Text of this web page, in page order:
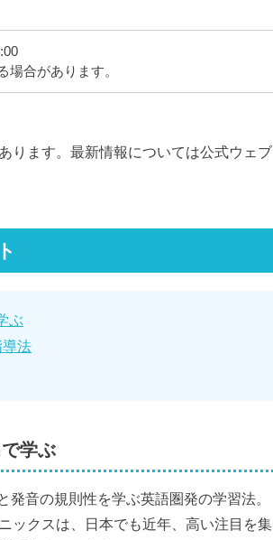
場合があります。
ります。最新情報については公式ウェブ
ぶ
法
学ぶ
発音の規則性を学ぶ英語圏発の学習法。
ックスは、日本でも近年、高い注目を集